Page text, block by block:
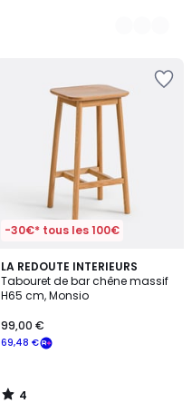
-30€* tous les 100€
LA REDOUTE INTERIEURS
Tabouret de bar chêne massif
H65 cm, Monsio
69,48 €
99,00 €
4
/
5
4
/